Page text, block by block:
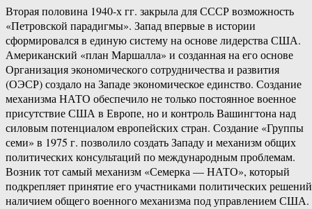
Вторая половина 1940-х гг. закрыла для СССР возможность
«Петровской парадигмы». Запад впервые в истории
сформировался в единую систему на основе лидерства США.
Американский «план Маршалла» и созданная на его основе
Организация экономического сотрудничества и развития
(ОЭСР) создало на Западе экономическое единство. Создание
механизма НАТО обеспечило не только постоянное военное
присутствие США в Европе, но и контроль Вашингтона над
силовым потенциалом европейских стран. Создание «Группы
семи» в 1975 г. позволило создать Западу и механизм общих
политических консультаций по международным проблемам.
Возник тот самый механизм «Семерка — НАТО», который
подкрепляет принятие его участниками политических решений
наличием общего военного механизма под управлением США.